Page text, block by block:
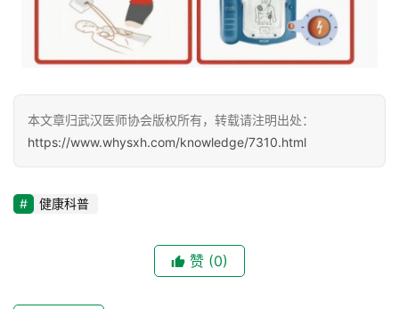
本文章归武汉医师协会版权所有，转载请注明出处：
https://www.whysxh.com/knowledge/7310.html
健康科普
赞 (0)